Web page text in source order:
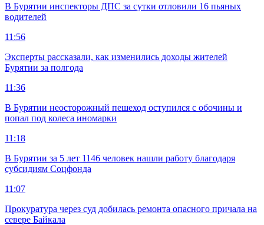
В Бурятии инспекторы ДПС за сутки отловили 16 пьяных
водителей
11:56
Эксперты рассказали, как изменились доходы жителей
Бурятии за полгода
11:36
В Бурятии неосторожный пешеход оступился с обочины и
попал под колеса иномарки
11:18
В Бурятии за 5 лет 1146 человек нашли работу благодаря
субсидиям Соцфонда
11:07
Прокуратура через суд добилась ремонта опасного причала на
севере Байкала